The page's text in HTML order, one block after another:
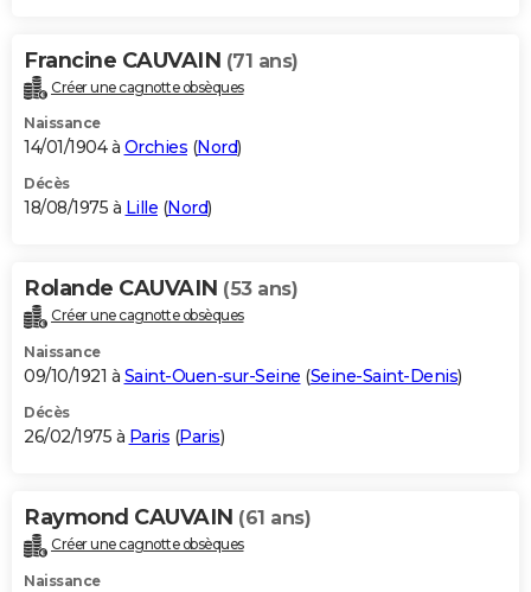
Francine CAUVAIN (71 ans)
Créer une cagnotte obsèques
Naissance
14/01/1904 à Orchies (Nord)
Décès
18/08/1975 à Lille (Nord)
Rolande CAUVAIN (53 ans)
Créer une cagnotte obsèques
Naissance
09/10/1921 à Saint-Ouen-sur-Seine (Seine-Saint-Denis)
Décès
26/02/1975 à Paris (Paris)
Raymond CAUVAIN (61 ans)
Créer une cagnotte obsèques
Naissance